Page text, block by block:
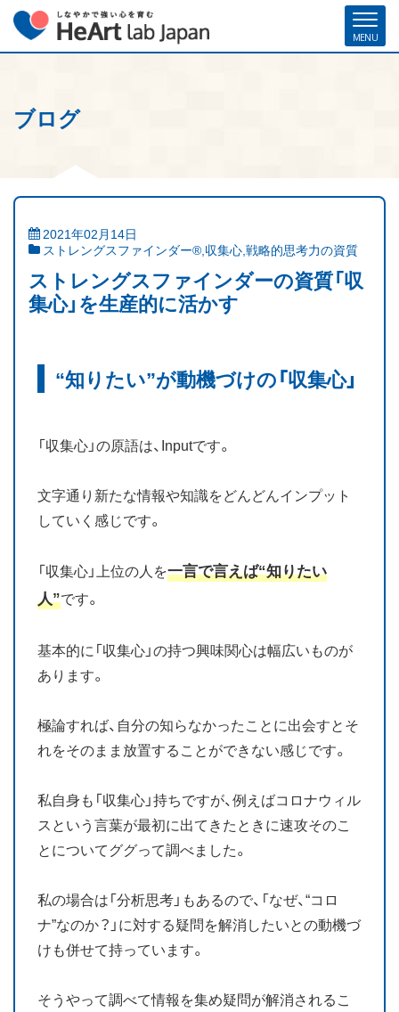
ホーム
クリフトンストレングス®（ストレングスファインダー®）
ストレングスコーチング／セミナー
研修・人材育成／組織開発支援
お客様の声
ブログ
2021年02月14日
ストレングスファインダー®,収集心,戦略的思考力の資質
ストレングスファインダーの資質「収
集心」を生産的に活かす
“知りたい”が動機づけの「収集心」
「収集心」の原語は、Inputです。
文字通り新たな情報や知識をどんどんインプット
していく感じです。
「収集心」上位の人を一言で言えば“知りたい
人”です。
基本的に「収集心」の持つ興味関心は幅広いものが
あります。
極論すれば、自分の知らなかったことに出会すとそ
れをそのまま放置することができない感じです。
私自身も「収集心」持ちですが、例えばコロナウィル
スという言葉が最初に出てきたときに速攻そのこ
とについてググって調べました。
私の場合は「分析思考」もあるので、「なぜ、“コロ
ナ”なのか？」に対する疑問を解消したいとの動機づ
けも併せて持っています。
そうやって調べて情報を集め疑問が解消されるこ